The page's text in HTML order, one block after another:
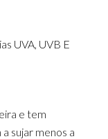
UVA, UVB E
e tem
sujar menos a